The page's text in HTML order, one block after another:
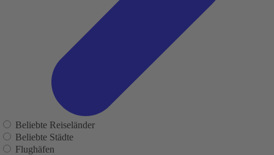
Beliebte Reiseländer
Beliebte Städte
Flughäfen